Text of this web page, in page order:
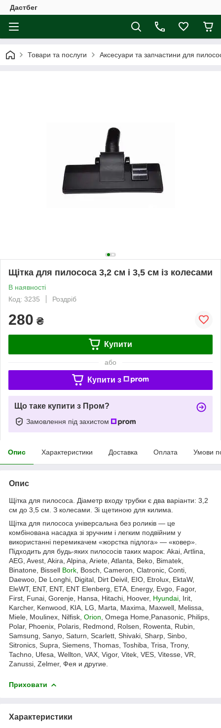
Дастбег
Товари та послуги Аксесуари та запчастини для
Щітка для пилососа 3,2 см і 3,5 см із колесами
В наявності
Код: 3235
Роздріб
280 ₴
Купити
або
Купити з
Що таке купити з Пром?
Замовлення під захистом
Опис Характеристики Доставка Оплата Умови
Опис
Щітка для пилососа. Діаметр входу трубки є два варіанти: 3,2
см до 3,5 см. З колесами. Зі щетиною для килима.
Щітка для пилососа універсальна без роликів — це
комбінована насадка зі зручним і легким подвійним у
використанні перемикачем «жорстка підлога» — «ковер».
Підходить для будь-яких пилососів таких марок: Akai, Artlina,
AEG, Avest, Akira, Alpina, Ariete, Atlanta, Beko, Bimatek,
Binatone, Bissell Bork , Bosch, Cameron, Clatronic, Conti,
Daewoo, De Longhi, Digital, Dirt Deivil, EIO, Etrolux, EktaW,
EleWT, ENT, ENT, ENT Elenberg, ETA, Energy, Evgo, Fagor,
First, Funai, Gorenje, Hansa, Hitachi, Hoover, Hyundai , Irit,
Karcher, Kenwood, KIA, LG, Marta, Maxima, Maxwell, Melissa,
Miele, Moulinex, Nilfisk, Orion , Omega Home,Panasonic, Philips,
Polar, Phoenix, Polaris, Redmond, Rolsen, Rowenta, Rubin,
Samsung, Sanyo, Saturn, Scarlett, Shivaki, Sharp, Sinbo,
Sitronics, Supra, Siemens, Thomas, Toshiba, Trisa, Trony,
Tachno, Ufesa, Wellton, VAX, Vigor, Vitek, VES, Vitesse, VR,
Zanussi, Zelmer, Фея и другие.
Приховати
Характеристики